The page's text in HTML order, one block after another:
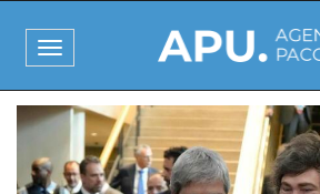
al
contenido
principal
Toggle
navigation
m
g